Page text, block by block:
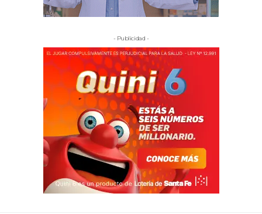
- Publicidad -